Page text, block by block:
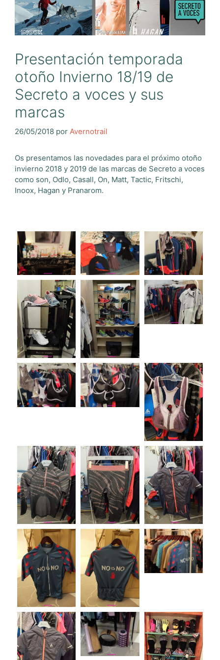
Presentación temporada
otoño Invierno 18/19 de
Secreto a voces y sus
marcas
26/05/2018 por Avernotrail
Os presentamos las novedades para el próximo otoño
invierno 2018 y 2019 de las marcas de Secreto a voces
como son, Odlo, Casall, On, Matt, Tactic, Fritschi,
Inoox, Hagan y Pranarom.